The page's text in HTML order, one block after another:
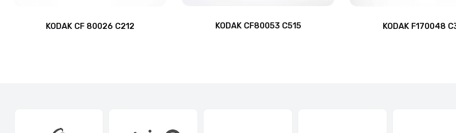
KODAK CF 80026 C212 KODAK CF80053 C515 KODAK F170048